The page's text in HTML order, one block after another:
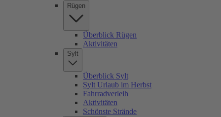
Rügen
Überblick Rügen
Aktivitäten
Sylt
Überblick Sylt
Sylt Urlaub im Herbst
Fahrradverleih
Aktivitäten
Schönste Strände